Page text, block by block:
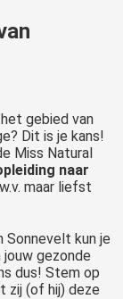
gebied van
Dit is je kans!
Miss Natural
naar
maar liefst
Sonnevelt kun je
jouw gezonde
dus! Stem op
zij (of hij) deze